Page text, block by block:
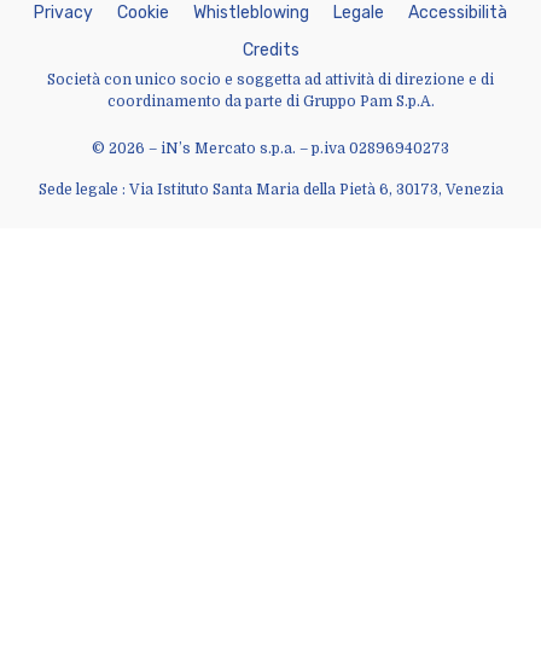
© 2026 – iN’s Mercato s.p.a. – p.iva 02896940273
Sede legale : Via Istituto Santa Maria della Pietà 6, 30173, Venezia
Privacy Cookie Whist eb owing Lega e Accessibi ità
Credits
Società con unico socio e soggetta ad attività di direzione e di
coordinamento da parte di Gruppo Pam S.p.A.